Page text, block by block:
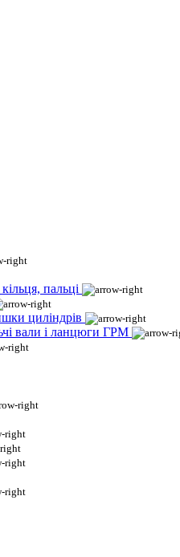
пальці
циліндрів
вали і ланцюги ГРМ